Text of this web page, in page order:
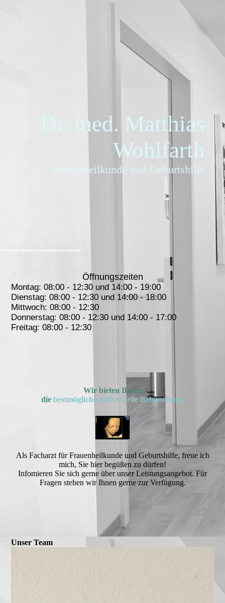
Dr. med. Matthias
Wohlfarth
Frauenheilkunde und Geburtshilfe
Öffnungszeiten
Montag: 08:00 - 12:30 und 14:00 - 19:00
Dienstag: 08:00 - 12:30 und 14:00 - 18:00
Mittwoch: 08:00 - 12:30
Donnerstag: 08:00 - 12:30 und 14:00 - 17:00
Freitag: 08:00 - 12:30
Wir bieten Ihnen
die bestmögliche individuelle Behandlung.
Als Facharzt für Frauenheilkunde und Geburtshilfe, freue ich
mich, Sie hier begüßen zu dürfen!
Infomieren Sie sich gerne über unser Leistungsangebot. Für
Fragen stehen wir Ihnen gerne zur Verfügung.
Unser Team